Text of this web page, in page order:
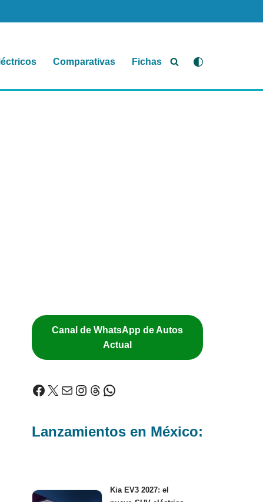
Comparativas Fichas
Canal de WhatsApp de Autos
Actual
Lanzamientos en México:
Kia EV3 2027: el